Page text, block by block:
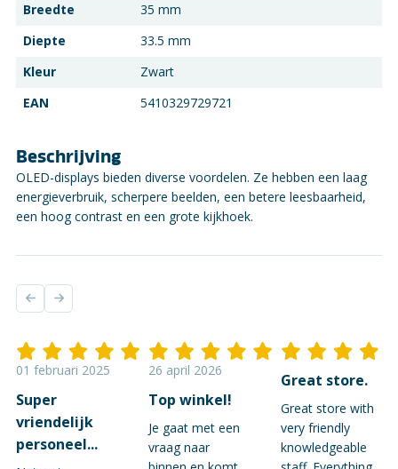
Breedte
35 mm
Diepte
33.5 mm
Kleur
Zwart
EAN
5410329729721
Beschrijving
OLED-displays bieden diverse voordelen. Ze hebben een laag
energieverbruik, scherpere beelden, een betere leesbaarheid,
een hoog contrast en een grote kijkhoek.
01 februari 2025
Super
vriendelijk
personeel...
26 april 2026
Top winkel!
Je gaat met een
vraag naar
Great store.
Great store with
very friendly
knowledgeable